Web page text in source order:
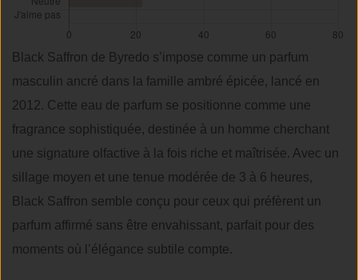
Black Saffron de Byredo s’impose comme un parfum
masculin ancré dans la famille ambré épicée, lancé en
2012. Cette eau de parfum se positionne comme une
fragrance sophistiquée, destinée à un homme cherchant
une signature olfactive à la fois riche et maîtrisée. Avec un
sillage moyen et une tenue modérée de 3 à 6 heures,
Black Saffron semble conçu pour ceux qui préfèrent un
parfum affirmé sans être envahissant, parfait pour des
moments où l’élégance subtile compte.